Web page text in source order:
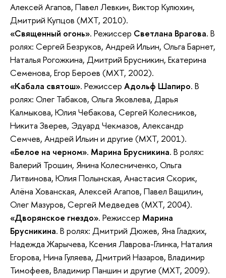
Алексей Агапов, Павел Левкин, Виктор Кулюхин,
Дмитрий Купцов (МХТ, 2010).
«Священный огонь». Режиссер Светлана Врагова. В
ролях: Сергей Безруков, Андрей Ильин, Ольга Барнет,
Наталья Рогожкина, Дмитрий Брусникин, Екатерина
Семенова, Егор Бероев (МХТ, 2002).
«Кабала святош». Режиссер Адольф Шапиро. В
ролях: Олег Табаков, Ольга Яковлева, Дарья
Калмыкова, Юлия Чебакова, Сергей Колесников,
Никита Зверев, Эдуард Чекмазов, Александр
Семчев, Андрей Ильин и другие (МХТ, 2001).
«Белое на черном». Марина Брусникина. В ролях:
Валерий Трошин, Янина Колесниченко, Ольга
Литвинова, Юлия Полынская, Анастасия Скорик,
Алёна Хованская, Алексей Агапов, Павел Ващилин,
Олег Мазуров, Сергей Медведев (МХТ, 2004).
«Дворянское гнездо». Режиссер Марина
Брусникина. В ролях: Дмитрий Дюжев, Яна Гладких,
Надежда Жарычева, Ксения Лаврова-Глинка, Наталия
Егорова, Нина Гуляева, Дмитрий Назаров, Владимир
Тимофеев, Владимир Паншин и другие (МХТ, 2009).